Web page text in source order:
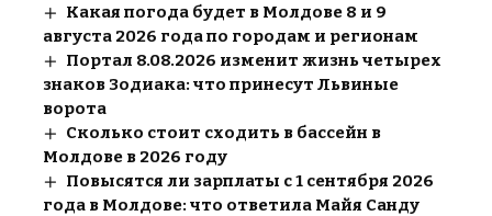
Какая погода будет в Молдове 8 и 9
августа 2026 года по городам и регионам
Портал 8.08.2026 изменит жизнь четырех
знаков Зодиака: что принесут Львиные
ворота
Сколько стоит сходить в бассейн в
Молдове в 2026 году
Повысятся ли зарплаты с 1 сентября 2026
года в Молдове: что ответила Майя Санду